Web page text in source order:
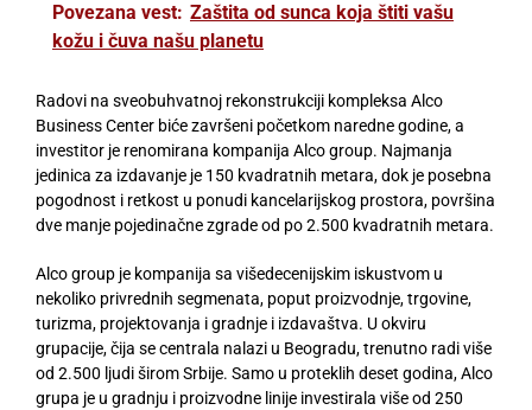
Povezana vest: Zaštita od sunca koja štiti vašu
kožu i čuva našu planetu
Radovi na sveobuhvatnoj rekonstrukciji kompleksa Alco
Business Center biće završeni početkom naredne godine, a
investitor je renomirana kompanija Alco group. Najmanja
jedinica za izdavanje je 150 kvadratnih metara, dok je posebna
pogodnost i retkost u ponudi kancelarijskog prostora, površina
dve manje pojedinačne zgrade od po 2.500 kvadratnih metara.
Alco group je kompanija sa višedecenijskim iskustvom u
nekoliko privrednih segmenata, poput proizvodnje, trgovine,
turizma, projektovanja i gradnje i izdavaštva. U okviru
grupacije, čija se centrala nalazi u Beogradu, trenutno radi više
od 2.500 ljudi širom Srbije. Samo u proteklih deset godina, Alco
grupa je u gradnju i proizvodne linije investirala više od 250